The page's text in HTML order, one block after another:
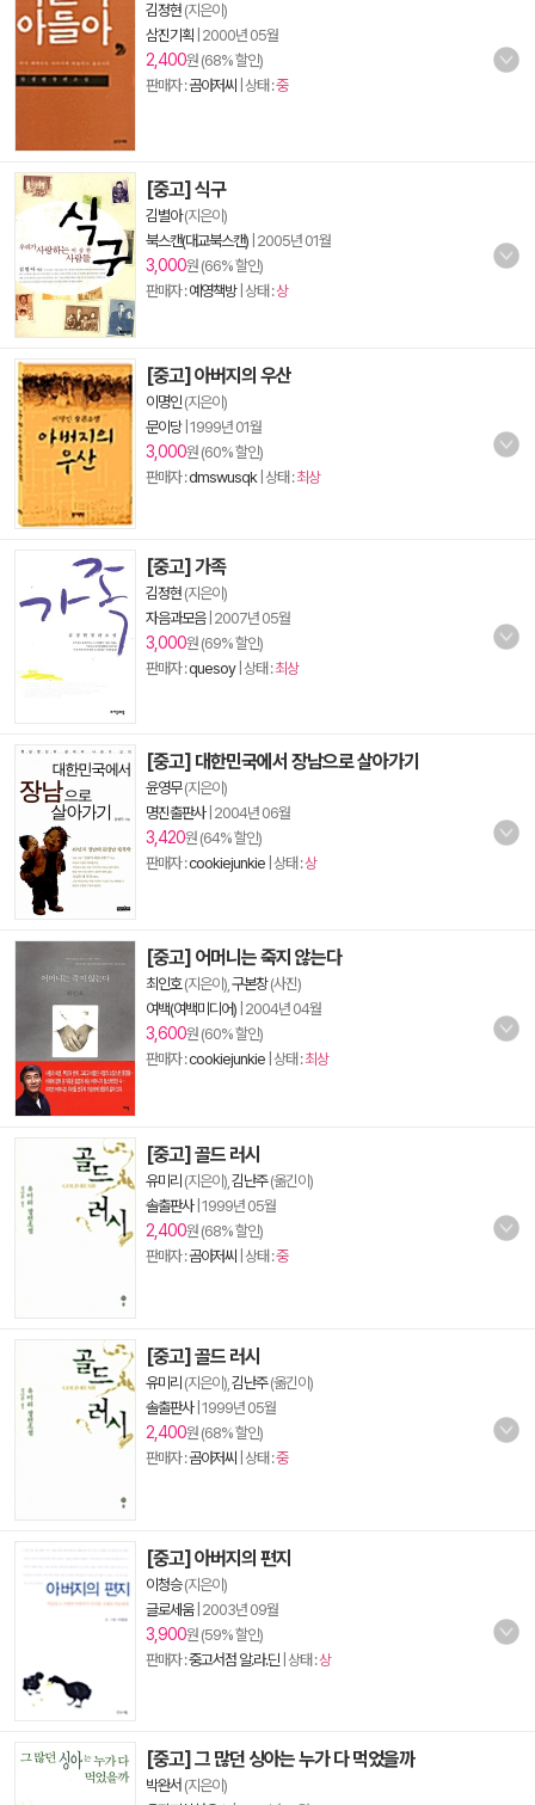
김정현 (지은이)
삼진기획 2000년 05월
2,400원 (68% 할인)
판매자 :곰아저씨 | 상태 :중
[중고] 식구
김별아(지은이)
북스캔(대교북스캔) 2005년 01월
3,000원 (66% 할인)
판매자 :예영책방| 상태 :상
[중고] 아버지의 우산
이명인 (지은이)
문이당| 1999년 01월
3,000원 (60% 할인)
판매자 :dmswusqk| 상태 :최상
[중고] 가족
김정현 (지은이)
자음과모음| 2007년 05월
3,000원 (69% 할인)
판매자 :quesoy| 상태 :최상
[중고] 대한민국에서 장남으로 살아가기
윤영무(지은이)
명진출판사| 2004년 06월
3,420원 (64% 할인)
판매자 :cookiejunkie | 상태 :상
[중고] 어머니는 죽지 않는다
최인호(지은이), 구본창(사진)
여백(여백미디어) 2004년 04월
3,600원 (60% 할인)
판매자 :cookiejunkie | 상태 :최상
[중고] 골드 러시
유미리 (지은이), 김난주(옮긴이)
솔출판사| 1999년 05월
2,400원 (68% 할인)
판매자 :곰아저씨 | 상태 :중
[중고] 골드 러시
유미리 (지은이), 김난주(옮긴이)
솔출판사| 1999년 05월
2,400원 (68% 할인)
판매자 :곰아저씨 | 상태 :중
[중고] 아버지의 편지
이청승(지은이)
글로세움| 2003년 09월
3,900원 (59% 할인)
판매자 :중고서점 알.라.딘 | 상태 :상
[중고] 그 많던 싱아는 누가 다 먹었을까
박완서 (지은이)